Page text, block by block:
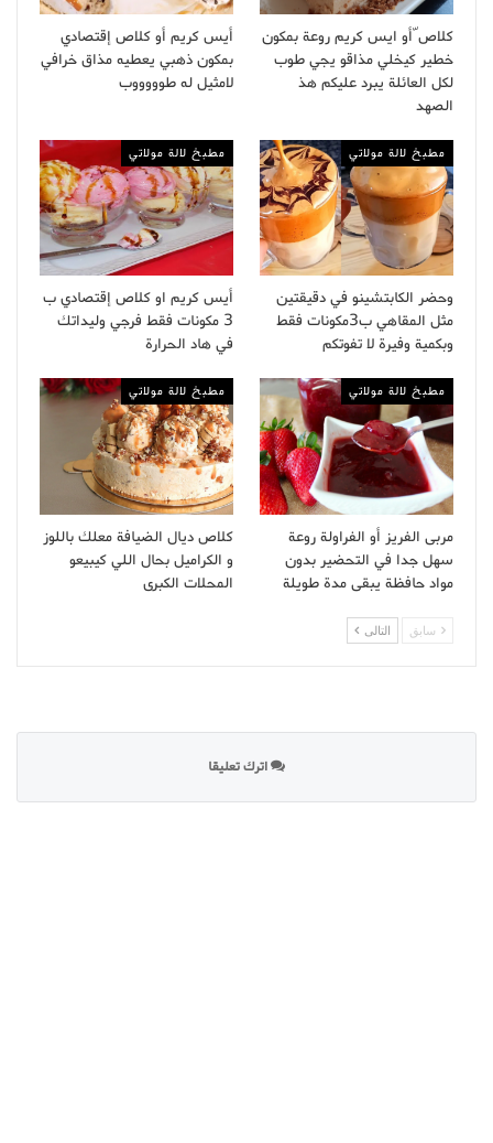
كلاص ّأو ايس كريم روعة بمكون
خطير كيخلي مذاقو يجي طوب
لكل العائلة يبرد عليكم هذ
الصهد
أيس كريم أو كلاص إقتصادي
بمكون ذهبي يعطيه مذاق خرافي
لامثيل له طوووووب
مطبخ لالة مولاتي
وحضر الكابتشينو في دقيقتين
مثل المقاهي ب3مكونات فقط
وبكمية وفيرة لا تفوتكم
مطبخ لالة مولاتي
أيس كريم او كلاص إقتصادي ب
3 مكونات فقط فرجي وليداتك
في هاد الحرارة
مطبخ لالة مولاتي
مربى الفريز أو الفراولة روعة
سهل جدا في التحضير بدون
مواد حافظة يبقى مدة طويلة
مطبخ لالة مولاتي
كلاص ديال الضيافة معلك باللوز
و الكراميل بحال اللي كيبيعو
المحلات الكبرى
سابق التالى
اترك تعليقا